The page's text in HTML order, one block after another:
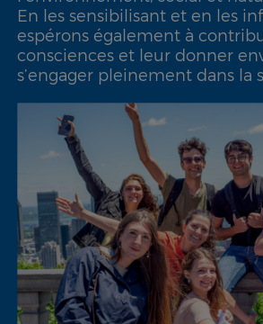
En les sensibilisant et en les
espérons également à
consciences et leur donner
s’engager pleinement dans la